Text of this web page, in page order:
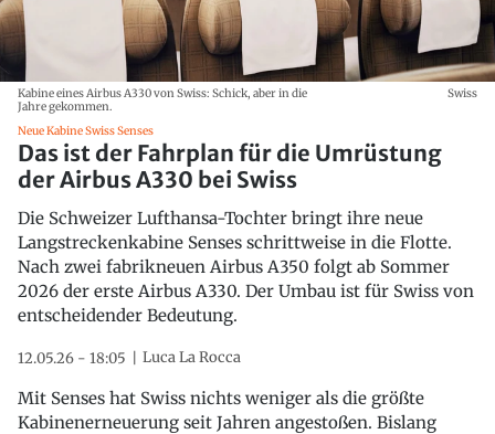
Kabine eines Airbus A330 von Swiss: Schick, aber in die
Jahre gekommen.
Swiss
Neue Kabine Swiss Senses
Das ist der Fahrplan für die Umrüstung
der Airbus A330 bei Swiss
Die Schweizer Lufthansa-Tochter bringt ihre neue
Langstreckenkabine Senses schrittweise in die Flotte.
Nach zwei fabrikneuen Airbus A350 folgt ab Sommer
2026 der erste Airbus A330. Der Umbau ist für Swiss von
entscheidender Bedeutung.
12.05.26 - 18:05 Luca La Rocca
Mit Senses hat Swiss nichts weniger als die größte
Kabinenerneuerung seit Jahren angestoßen. Bislang